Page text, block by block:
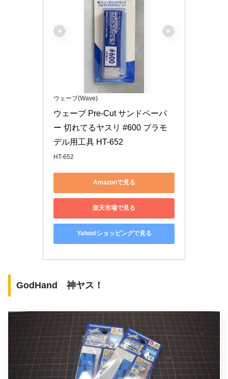
ウェーブ(Wave)
ウェーブ Pre-Cut サンドペーパ
ー 切れてるヤスリ #600 プラモ
デル用工具 HT-652
HT-652
Amazonで見る
楽天市場で見る
Yahoo!ショッピングで見る
GodHand 神ヤス！